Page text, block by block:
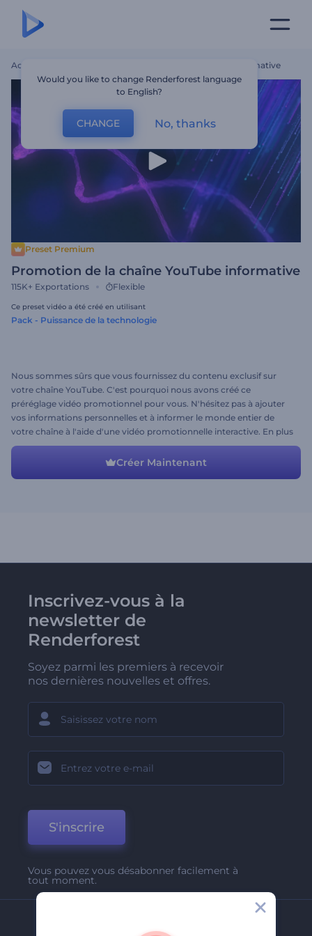
Accueil Promotion De La Chaîne YouTube Informative
Preset Premium
Promotion de la chaîne YouTube informative
115K+ Exportations Flexible
Ce preset vidéo a été créé en utilisant
Pack - Puissance de la technologie
Nous sommes sûrs que vous fournissez du contenu exclusif sur
votre chaîne YouTube. C'est pourquoi nous avons créé ce
préréglage vidéo promotionnel pour vous. N'hésitez pas à ajouter
vos informations personnelles et à informer le monde entier de
votre chaîne à l'aide d'une vidéo promotionnelle interactive. En plus
de cela, la musique de haute qualité viendra compléter la scène!
Créer Maintenant
Inscrivez-vous à la
newsletter de
Renderforest
Soyez parmi les premiers à recevoir
nos dernières nouvelles et offres.
S'inscrire
Vous pouvez vous désabonner facilement à
tout moment.
Would you like to change Renderforest language
to English?
CHANGE No, thanks